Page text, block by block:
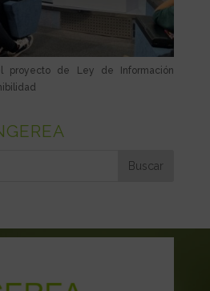
proyecto de Ley de Información